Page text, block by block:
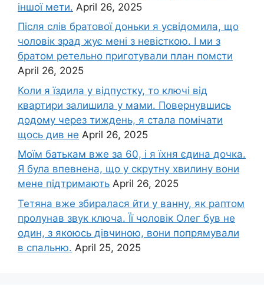
іншої мети. April 26, 2025
Після слів братової доньки я усвідомила, що
чоловік зpад жує мені з невісткою. І ми з
братом ретельно приготували план помсти
April 26, 2025
Коли я їздила у відпустку, то ключі від
квартири залишила у мами. Повернувшись
додому через тиждень, я стала помічати
щось див не April 26, 2025
Моїм батькам вже за 60, і я їхня єдина дочка.
Я була впевнена, що у скрутну хвилину вони
мене підтримають April 26, 2025
Тетяна вже збиралася йти у ванну, як раптом
пролунав звук ключа. Її чоловік Олег був не
один, з якоюсь дівчиною, вони попрямували
в спальню. April 25, 2025